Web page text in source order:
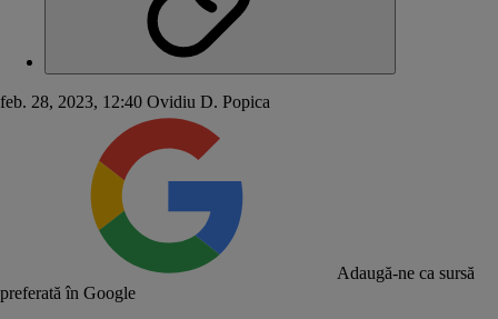
feb. 28, 2023, 12:40 Ovidiu D. Popica
Adaugă-ne ca sursă
preferată în Google